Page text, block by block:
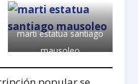
marti estatua santiago
mausoleo